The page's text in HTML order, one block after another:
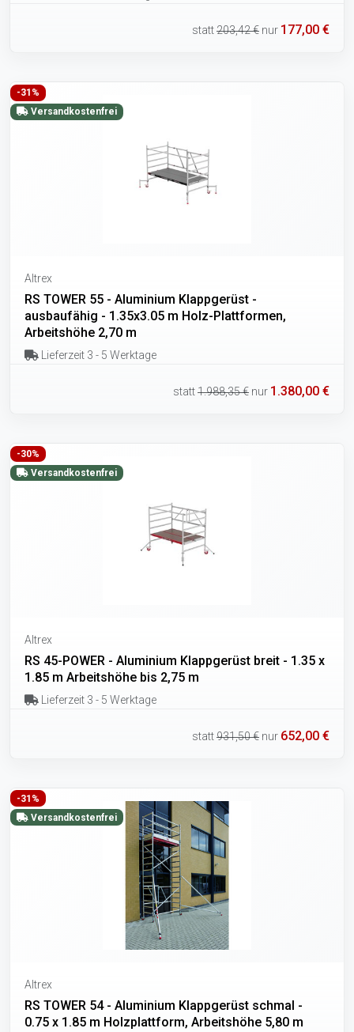
statt203,42 € nur 177,00 €
-31%
Versandkostenfrei
Altrex
RS TOWER 55 - Aluminium Klappgerüst -
ausbaufähig - 1.35x3.05 m Holz-Plattformen,
Arbeitshöhe 2,70 m
Lieferzeit 3 - 5 Werktage
statt1.988,35 € nur 1.380,00 €
-30%
Versandkostenfrei
Altrex
RS 45-POWER - Aluminium Klappgerüst breit - 1.35 x
1.85 m Arbeitshöhe bis 2,75 m
Lieferzeit 3 - 5 Werktage
statt931,50 € nur 652,00 €
-31%
Versandkostenfrei
Altrex
RS TOWER 54 - Aluminium Klappgerüst schmal -
0.75 x 1.85 m Holzplattform, Arbeitshöhe 5,80 m